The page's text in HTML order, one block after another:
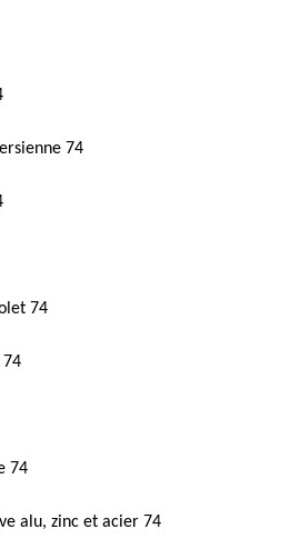
74
74
74
74
alu, zinc et acier 74